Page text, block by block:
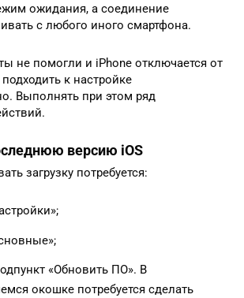
ожидания, а соединение
с любого иного смартфона.
не помогли и iPhone отключается от
к настройке
Выполнять при этом ряд
версию iOS
загрузку потребуется:
«Обновить ПО». В
окошке потребуется сделать